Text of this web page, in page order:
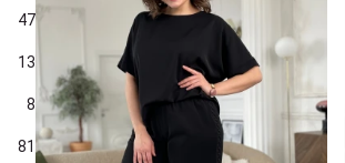
47
13
8
81